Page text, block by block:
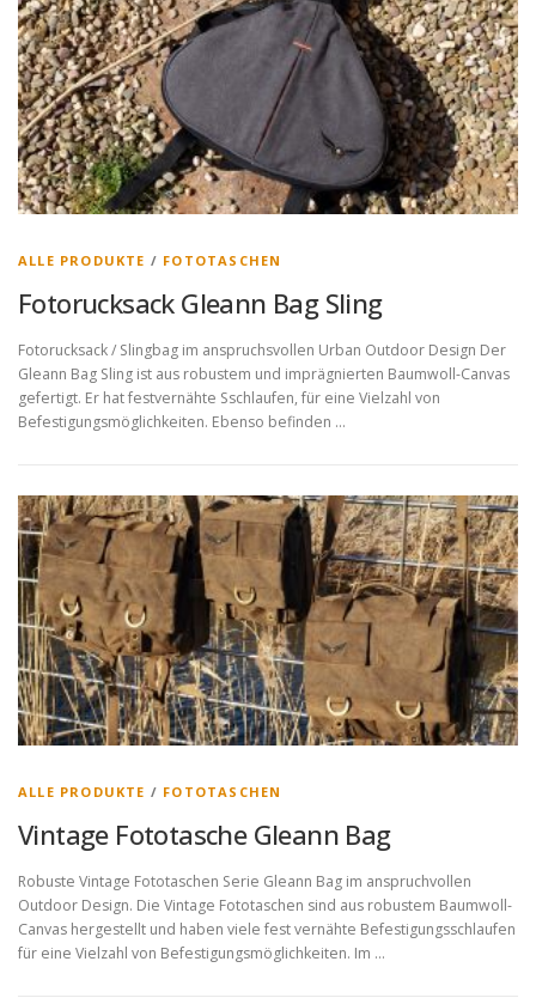
ALLE PRODUKTE / FOTOTASCHEN
Fotorucksack Gleann Bag Sling
Fotorucksack / Slingbag im anspruchsvollen Urban Outdoor Design Der
Gleann Bag Sling ist aus robustem und imprägnierten Baumwoll-Canvas
gefertigt. Er hat festvernähte Sschlaufen, für eine Vielzahl von
Befestigungsmöglichkeiten. Ebenso befinden …
ALLE PRODUKTE / FOTOTASCHEN
Vintage Fototasche Gleann Bag
Robuste Vintage Fototaschen Serie Gleann Bag im anspruchvollen
Outdoor Design. Die Vintage Fototaschen sind aus robustem Baumwoll-
Canvas hergestellt und haben viele fest vernähte Befestigungsschlaufen
für eine Vielzahl von Befestigungsmöglichkeiten. Im …